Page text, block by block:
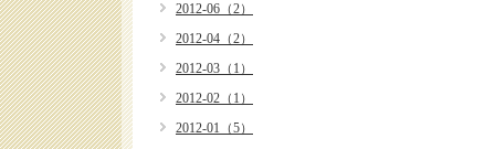
2012-06（2）
2012-04（2）
2012-03（1）
2012-02（1）
2012-01（5）